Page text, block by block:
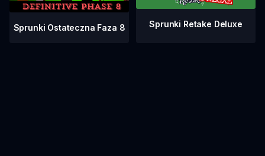
Sprunki Ostateczna Faza 8 Sprunki Retake Deluxe